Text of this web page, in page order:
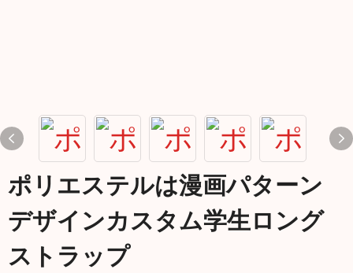
ポリエステルは漫画パターン
デザインカスタム学生ロング
ストラップ